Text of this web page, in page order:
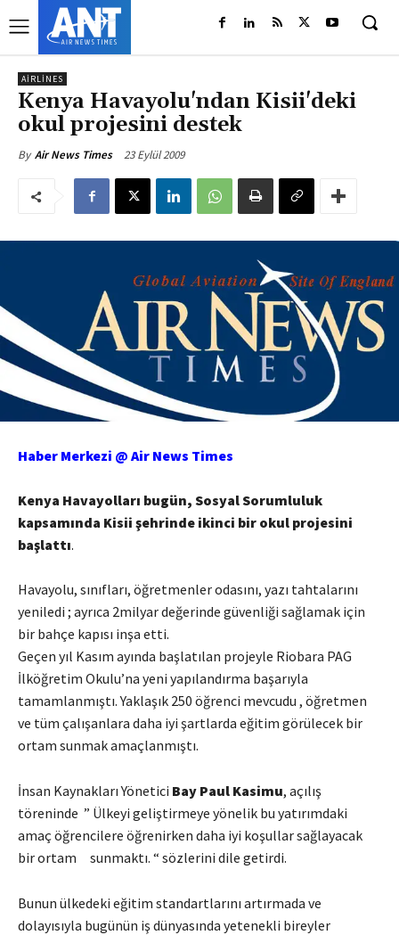
AIRLINES
Kenya Havayolu'ndan Kisii'deki
okul projesini destek
By Air News Times 23 Eylül 2009
Haber Merkezi @ Air News Times
Kenya Havayolları bugün, Sosyal Sorumluluk
kapsamında Kisii şehrinde ikinci bir okul projesini
başlattı.
Havayolu, sınıfları, öğretmenler odasını, yazı tahtalarını
yeniledi ; ayrıca 2milyar değerinde güvenliği sağlamak için
bir bahçe kapısı inşa etti.
Geçen yıl Kasım ayında başlatılan projeyle Riobara PAG
İlköğretim Okulu’na yeni yapılandırma başarıyla
tamamlanmıştı. Yaklaşık 250 öğrenci mevcudu , öğretmen
ve tüm çalışanlara daha iyi şartlarda eğitim görülecek bir
ortam sunmak amaçlanmıştı.
İnsan Kaynakları Yönetici Bay Paul Kasimu, açılış
töreninde ” Ülkeyi geliştirmeye yönelik bu yatırımdaki
amaç öğrencilere öğrenirken daha iyi koşullar sağlayacak
bir ortam sunmaktı. “ sözlerini dile getirdi.
Bunun ülkedeki eğitim standartlarını artırmada ve
dolayısıyla bugünün iş dünyasında yetenekli bireyler